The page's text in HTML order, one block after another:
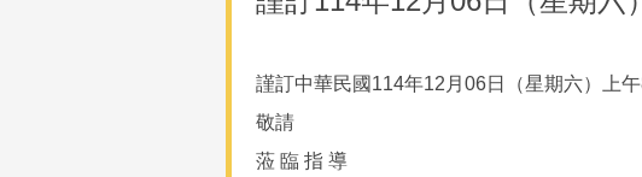
謹訂中華民國114年12月06日（星期六）上
敬請
蒞 臨 指 導